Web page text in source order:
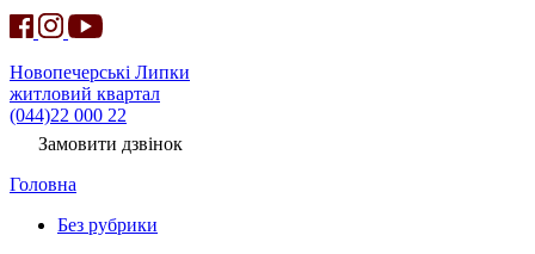
Новопечерські Липки
житловий квартал
(044)22 000 22
Замовити дзвінок
Головна
Без рубрики